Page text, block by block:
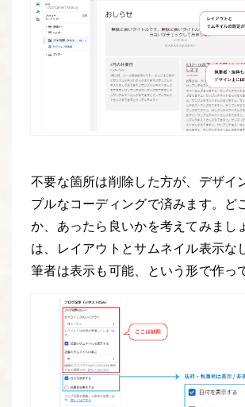
不要な箇所は削除した方が、デザイ
プルなコーディングで済みます。ど
か、あったら良いかを考えてみまし
は、レイアウトとサムネイル表示な
筆者は表示も可能、という形で作っ